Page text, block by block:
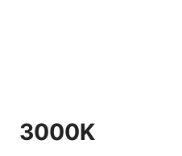
3000K